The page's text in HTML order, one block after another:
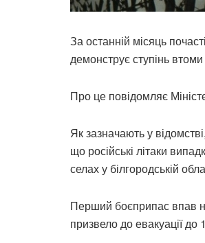
За останній місяць
демонструє ступінь
Про це повідомляє
Як зазначають у
що російські літаки
селах у білгородській
Перший боєприпас впав
призвело до евакуації до